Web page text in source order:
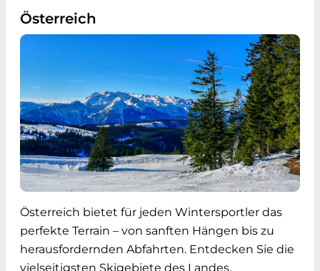
Österreich
Österreich bietet für jeden Wintersportler das
perfekte Terrain – von sanften Hängen bis zu
herausfordernden Abfahrten. Entdecken Sie die
vielseitigsten Skigebiete des Landes.